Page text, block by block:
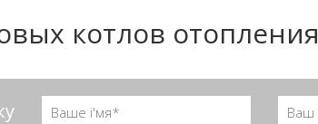
котлов отопления